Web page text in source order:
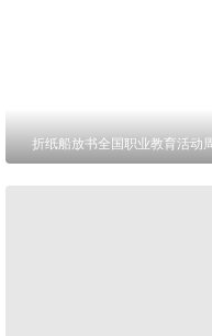
折纸船放书全国职业教育活动